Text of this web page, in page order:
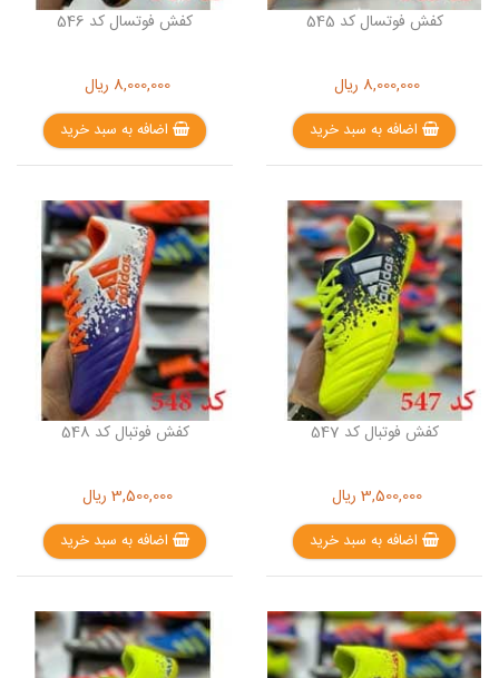
کفش فوتسال کد 545
8,000,000 ریال
اضافه به سبد خرید
کفش فوتسال کد 546
8,000,000 ریال
اضافه به سبد خرید
کفش فوتبال کد 547
3,500,000 ریال
اضافه به سبد خرید
کفش فوتبال کد 548
3,500,000 ریال
اضافه به سبد خرید